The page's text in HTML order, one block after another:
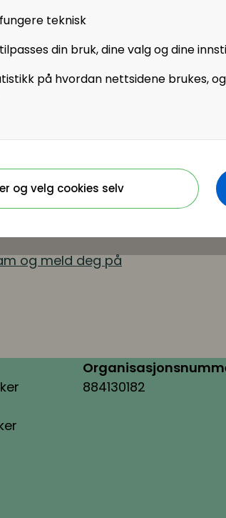
teknisk
din bruk, dine valg og dine
på hvordan nettsidene brukes,
og velg cookies selv
og
& Fahre AS er
melder
mot sin
for SV og leder
Fahre AS
i Høyre og
og meld deg på
884130182